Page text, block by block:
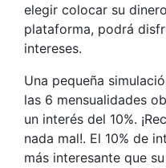
elegir colocar su
plataforma, podrá
intereses.
Una pequeña
las 6 mensualidades
un interés del 10%.
nada mal!. El 10% de
más interesante que